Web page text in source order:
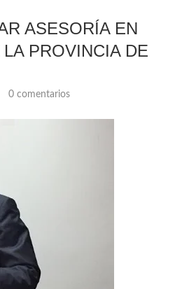
ASESORÍA EN
PROVINCIA DE
0 comentarios